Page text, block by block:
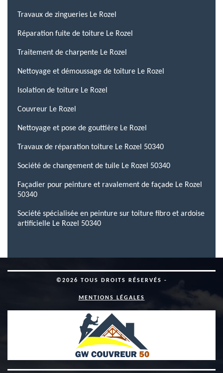
Travaux de zingueries Le Rozel
Réparation fuite de toiture Le Rozel
Traitement de charpente Le Rozel
Nettoyage et démoussage de toiture Le Rozel
Isolation de toiture Le Rozel
Couvreur Le Rozel
Nettoyage et pose de gouttière Le Rozel
Travaux de réparation toiture Le Rozel 50340
Société de changement de tuile Le Rozel 50340
Façadier pour peinture et ravalement de façade Le Rozel
50340
Société spécialisée en peinture sur toiture fibro et ardoise
artificielle Le Rozel 50340
©2026 TOUS DROITS RÉSERVÉS -
MENTIONS LÉGALES